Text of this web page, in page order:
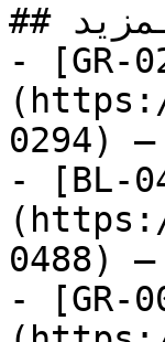
## اكتشف المزيد
- [GR-
0294) —
- [BL-
0488) —
- [GR-